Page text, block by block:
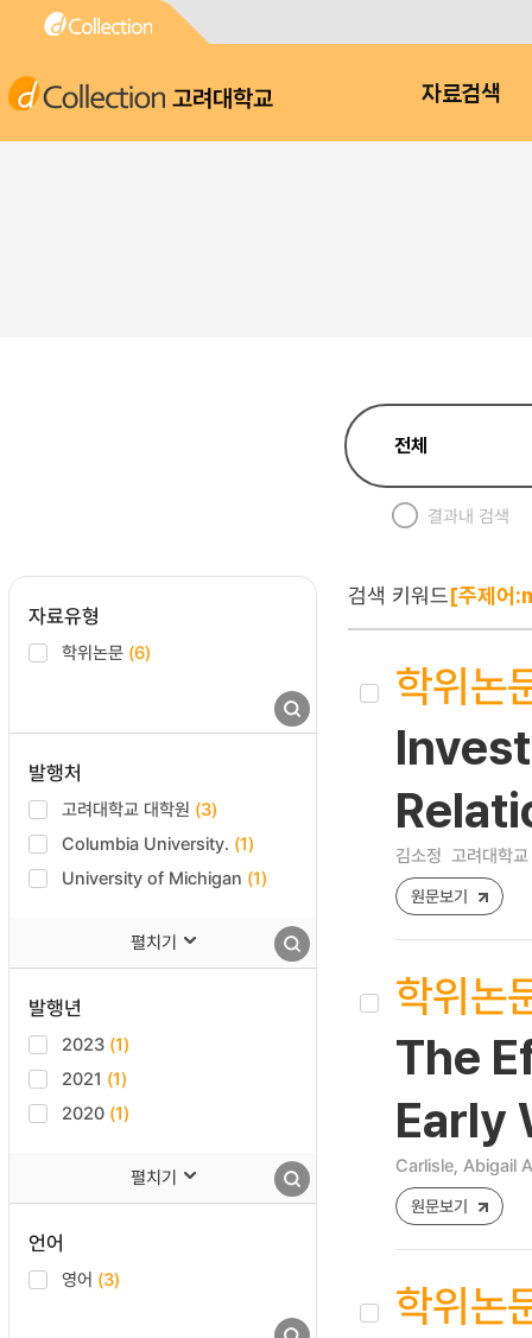
고려대학교 자료검색
결과내 검색
자료유형
학위논문 (6)
발행처
고려대학교 대학원 (3)
Columbia University. (1)
University of Michigan (1)
펼치기
발행년
2023 (1)
2021 (1)
2020 (1)
펼치기
언어
영어 (3)
검색 키워드[주제
학위논
김소정 고려대학
원문보기
학위논
The
Early
Carlisle, Abigail
원문보기
학위논